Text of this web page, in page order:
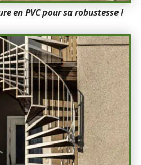
en PVC pour sa robustesse !